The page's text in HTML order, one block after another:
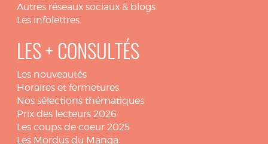
Autres réseaux sociaux & blogs
Les infolettres
LES + CONSULTÉS
Les nouveautés
Horaires et fermetures
Nos sélections thématiques
Prix des lecteurs 2026
Les coups de coeur 2025
Les Mordus du Manga